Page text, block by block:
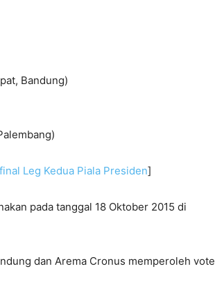
Bandung)
Leg Kedua Piala Presiden]
pada tanggal 18 Oktober 2015 di
dan Arema Cronus memperoleh vote